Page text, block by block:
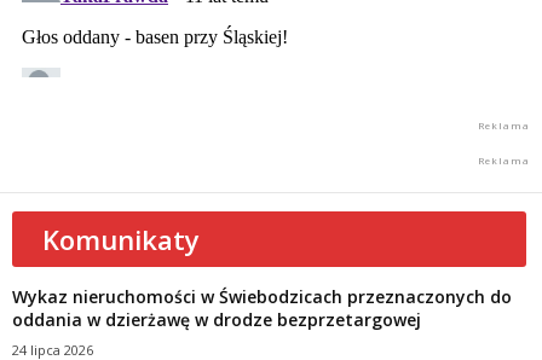
Komunikaty
Wykaz nieruchomości w Świebodzicach przeznaczonych do
oddania w dzierżawę w drodze bezprzetargowej
24 lipca 2026